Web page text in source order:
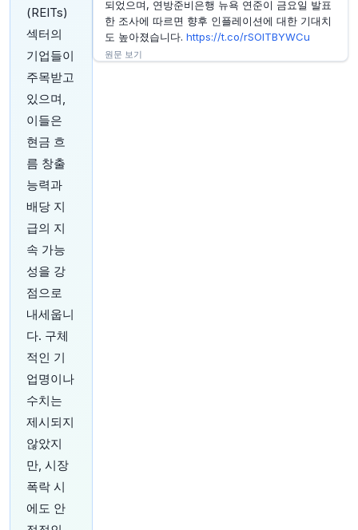
(REITs)
섹터의
기업들이
주목받고
있으며,
이들은
현금 흐
름 창출
능력과
배당 지
급의 지
속 가능
성을 강
점으로
내세웁니
다. 구체
적인 기
업명이나
수치는
제시되지
않았지
만, 시장
폭락 시
에도 안
되었으며, 연방준비은행 뉴욕 연준이 금요일 발표
한 조사에 따르면 향후 인플레이션에 대한 기대치
도 높아졌습니다. https://t.co/rSOlTBYWCu
원문 보기